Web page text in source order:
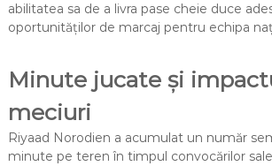
abilitatea sa de a livra pase cheie duce
oportunităților de marcaj pentru echipa
Minute jucate și
meciuri
Riyaad Norodien a acumulat un număr
minute pe teren în timpul convocărilor